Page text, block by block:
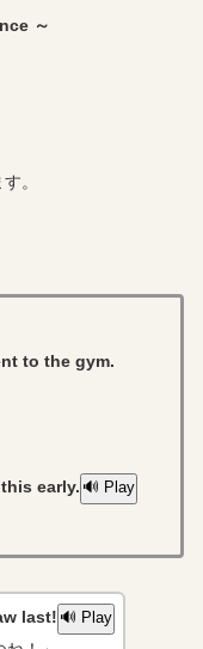
～
。
to the gym.
early. 🔊 Play
last! 🔊 Play